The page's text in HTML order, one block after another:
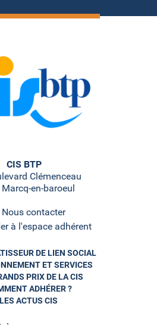
CIS BTP
Clémenceau
en-baroeul
Nous contacter
à l'espace adhérent
DE LIEN SOCIAL
ET SERVICES
PRIX DE LA CIS
ADHÉRER ?
LES ACTUS CIS